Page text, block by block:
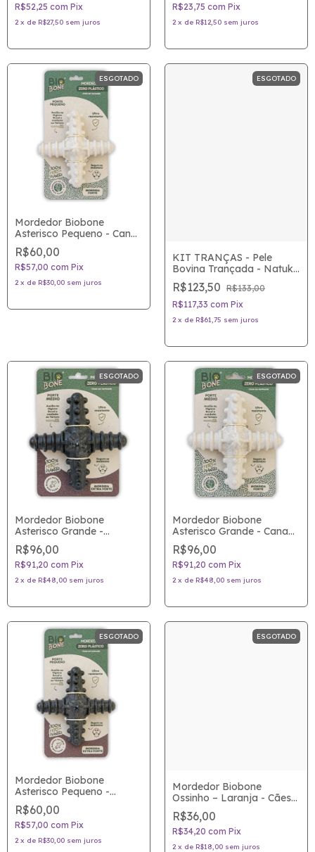
R$52,25 com Pix
2 x de R$27,50 sem juros
R$23,75 com Pix
2 x de R$12,50 sem juros
ESGOTADO
Mordedor Biobone
Asterisco Pequeno - Cana
de Açúcar - Cães de Porte
Pequeno e Médio
R$60,00
R$57,00 com Pix
2 x de R$30,00 sem juros
ESGOTADO
KIT TRANÇAS - Pele
Bovina Trançada - Natuka
- Mordedor natural para
cães
R$123,50 R$133,00
R$117,33 com Pix
2 x de R$61,75 sem juros
ESGOTADO
Mordedor Biobone
Asterisco Grande -
Madeira - Cães de Porte
Médio e Grande
R$96,00
R$91,20 com Pix
2 x de R$48,00 sem juros
ESGOTADO
Mordedor Biobone
Asterisco Grande - Cana
de Açúcar - Cães de Porte
Médio e Grande
R$96,00
R$91,20 com Pix
2 x de R$48,00 sem juros
ESGOTADO
Mordedor Biobone
Asterisco Pequeno -
Madeira - Cães de Porte
Pequeno e Médio
R$60,00
R$57,00 com Pix
2 x de R$30,00 sem juros
ESGOTADO
Mordedor Biobone
Ossinho – Laranja - Cães
de Porte Pequeno
R$36,00
R$34,20 com Pix
2 x de R$18,00 sem juros